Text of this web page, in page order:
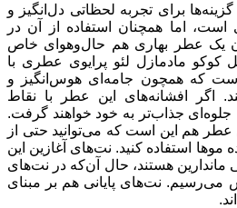
برای تجربه لحظاتی دل‌انگیز و
اما همچنان استفاده از آن در
یک عطر بهاری هم حال‌وهوای خاص
مادمازل لئو پرایوی عطری با
که همچون جامه‌ای هوس‌انگیز و
اگر افشانه‌های این عطر با نقاط
‌جلوه‌ای جذاب‌تر به خود خواهند گرفت.
هم این است که می‌توانید حتی از
موها استفاده کنید. نت‌های آغازین این
هستند، حال آن‌که در نت‌های
می‌رسیم. نت‌های پایانی هم بر مبنای